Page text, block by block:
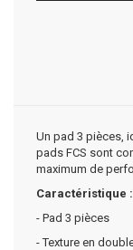
Un pad 3 pièces,
pads FCS sont
maximum de
Caractéristique :
- Pad 3 pièces
- Texture en